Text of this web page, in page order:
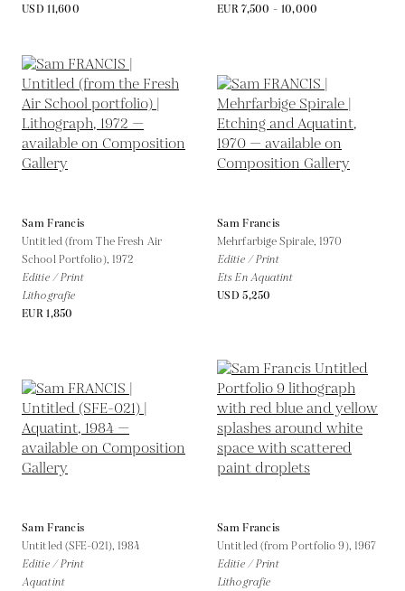
USD 11,600
EUR 7,500 - 10,000
Sam Francis
Untitled (from The Fresh Air
School Portfolio), 1972
Editie / Print
Lithografie
EUR 1,850
Sam Francis
Mehrfarbige Spirale,1970
Editie / Print
Ets En Aquatint
USD 5,250
Sam Francis
Untitled (SFE-021), 1984
Editie / Print
Aquatint
Sam Francis
Untitled (from Portfolio 9), 1967
Editie / Print
Lithografie